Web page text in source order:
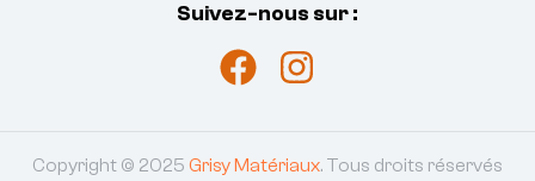
Suivez-nous sur :
Copyright © 2025 Grisy Matériaux. Tous droits réservés